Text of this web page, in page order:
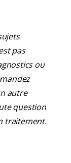
pas
ou
autre
question
traitement.